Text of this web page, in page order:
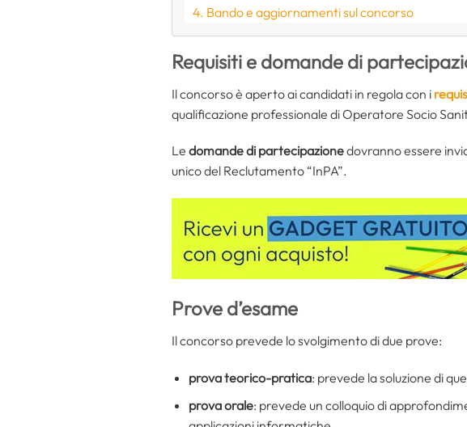
Bando e aggiornamenti sul concorso
Requisiti e domande di
Il concorso è aperto ai candidati in regola con i
qualificazione professionale di Operatore Socio
Le domande di partecipazionedovranno essere
unico del Reclutamento “InPA”.
Prove d’esame
Il concorso prevede lo svolgimento di due prove:
prova teorico-pratica: prevede la soluzione di
prova orale: prevede un colloquio di